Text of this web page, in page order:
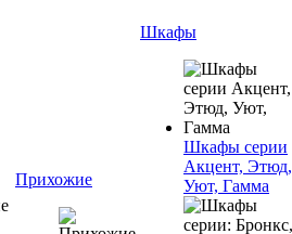
Прихожие
Шкафы
Шкафы серии
Акцент, Этюд,
Уют, Гамма